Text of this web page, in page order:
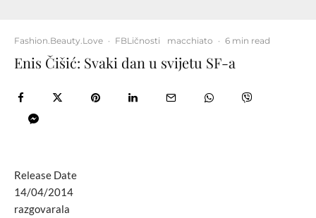
Fashion.Beauty.Love · FBLičnosti macchiato · 6 min read
Enis Čišić: Svaki dan u svijetu SF-a
Release Date
14/04/2014
razgovarala